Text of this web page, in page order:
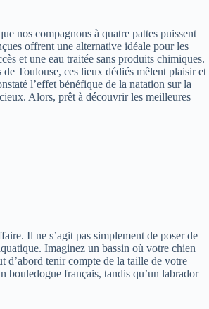
nos compagnons à quatre pattes puissent
offrent une alternative idéale pour les
et une eau traitée sans produits chimiques.
Toulouse, ces lieux dédiés mêlent plaisir et
l’effet bénéfique de la natation sur la
Alors, prêt à découvrir les meilleures
Il ne s’agit pas simplement de poser de
Imaginez un bassin où votre chien
d’abord tenir compte de la taille de votre
bouledogue français, tandis qu’un labrador